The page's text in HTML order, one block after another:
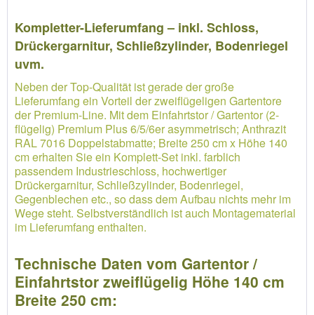
Kompletter-Lieferumfang – inkl. Schloss,
Drückergarnitur, Schließzylinder, Bodenriegel
uvm.
Neben der Top-Qualität ist gerade der große
Lieferumfang ein Vorteil der zweiflügeligen Gartentore
der Premium-Line. Mit dem Einfahrtstor / Gartentor (2-
flügelig) Premium Plus 6/5/6er asymmetrisch; Anthrazit
RAL 7016 Doppelstabmatte; Breite 250 cm x Höhe 140
cm erhalten Sie ein Komplett-Set inkl. farblich
passendem Industrieschloss, hochwertiger
Drückergarnitur, Schließzylinder, Bodenriegel,
Gegenblechen etc., so dass dem Aufbau nichts mehr im
Wege steht. Selbstverständlich ist auch Montagematerial
im Lieferumfang enthalten.
Technische Daten vom Gartentor /
Einfahrtstor zweiflügelig Höhe 140 cm
Breite 250 cm: